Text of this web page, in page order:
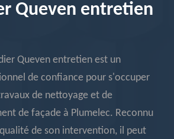
Queven entretien
Queven entretien est un
de confiance pour s'occuper
de nettoyage et de
de façade à Plumelec. Reconnu
de son intervention, il peut